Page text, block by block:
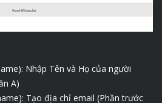
Nhập Tên và Họ của người
A)
Tạo địa chỉ email (Phần trước